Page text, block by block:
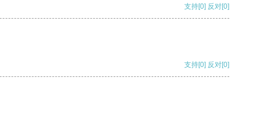
支持[0] 反对[0]
支持[0] 反对[0]